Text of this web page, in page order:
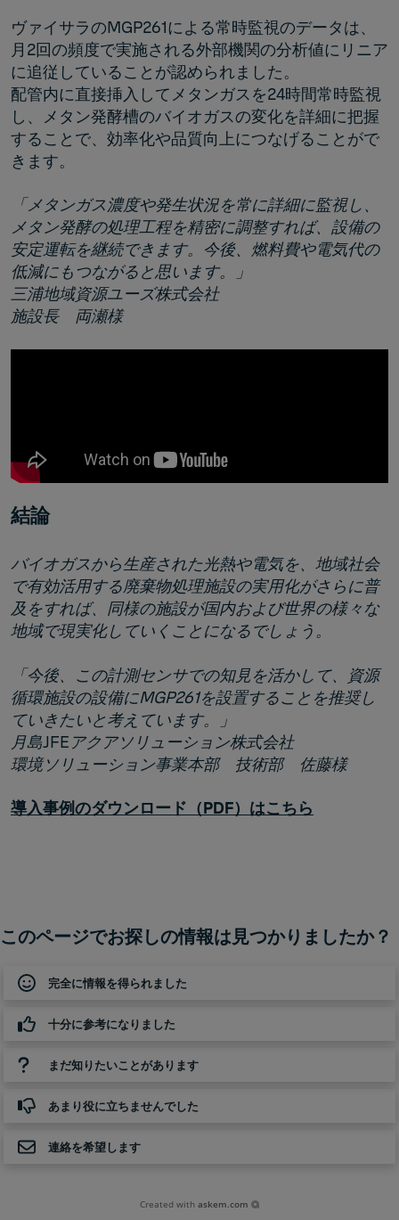
ヴァイサラのMGP261による常時監視のデータは、
月2回の頻度で実施される外部機関の分析値にリニア
に追従していることが認められました。
配管内に直接挿入してメタンガスを24時間常時監視
し、メタン発酵槽のバイオガスの変化を詳細に把握
することで、効率化や品質向上につなげることがで
きます。
「メタンガス濃度や発生状況を常に詳細に監視し、
メタン発酵の処理工程を精密に調整すれば、設備の
安定運転を継続できます。今後、燃料費や電気代の
低減にもつながると思います。」
三浦地域資源ユーズ株式会社
施設長 両瀬様
結論
バイオガスから生産された光熱や電気を、地域社会
で有効活用する廃棄物処理施設の実用化がさらに普
及をすれば、同様の施設が国内および世界の様々な
地域で現実化していくことになるでしょう。
「今後、この計測センサでの知見を活かして、資源
循環施設の設備にMGP261を設置することを推奨し
ていきたいと考えています。」
月島JFE アクアソリューション株式会社
環境ソリューション事業本部 技術部 佐藤様
導入事例のダウンロード（PDF）はこちら
このページでお探しの情報は見つかりましたか？
完全に情報を得られました
十分に参考になりました
まだ知りたいことがあります
あまり役に立ちませんでした
連絡を希望します
Created withaskem.com